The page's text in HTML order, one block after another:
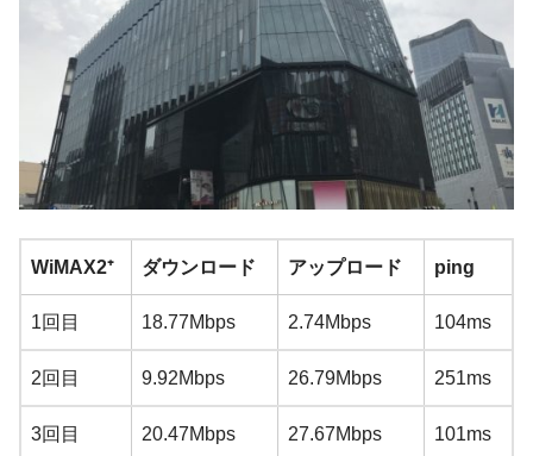
WiMAX2⁺ ダウンロード アップロード ping
1回目 18.77Mbps 2.74Mbps 104ms
2回目 9.92Mbps 26.79Mbps 251ms
3回目 20.47Mbps 27.67Mbps 101ms